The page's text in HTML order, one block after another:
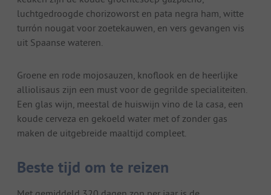
luchtgedroogde chorizoworst en pata negra ham, witte
turrón nougat voor zoetekauwen, en vers gevangen vis
uit Spaanse wateren.
Groene en rode mojosauzen, knoflook en de heerlijke
alliolisaus zijn een must voor de gegrilde specialiteiten.
Een glas wijn, meestal de huiswijn vino de la casa, een
koude cerveza en gekoeld water met of zonder gas
maken de uitgebreide maaltijd compleet.
Beste tijd om te reizen